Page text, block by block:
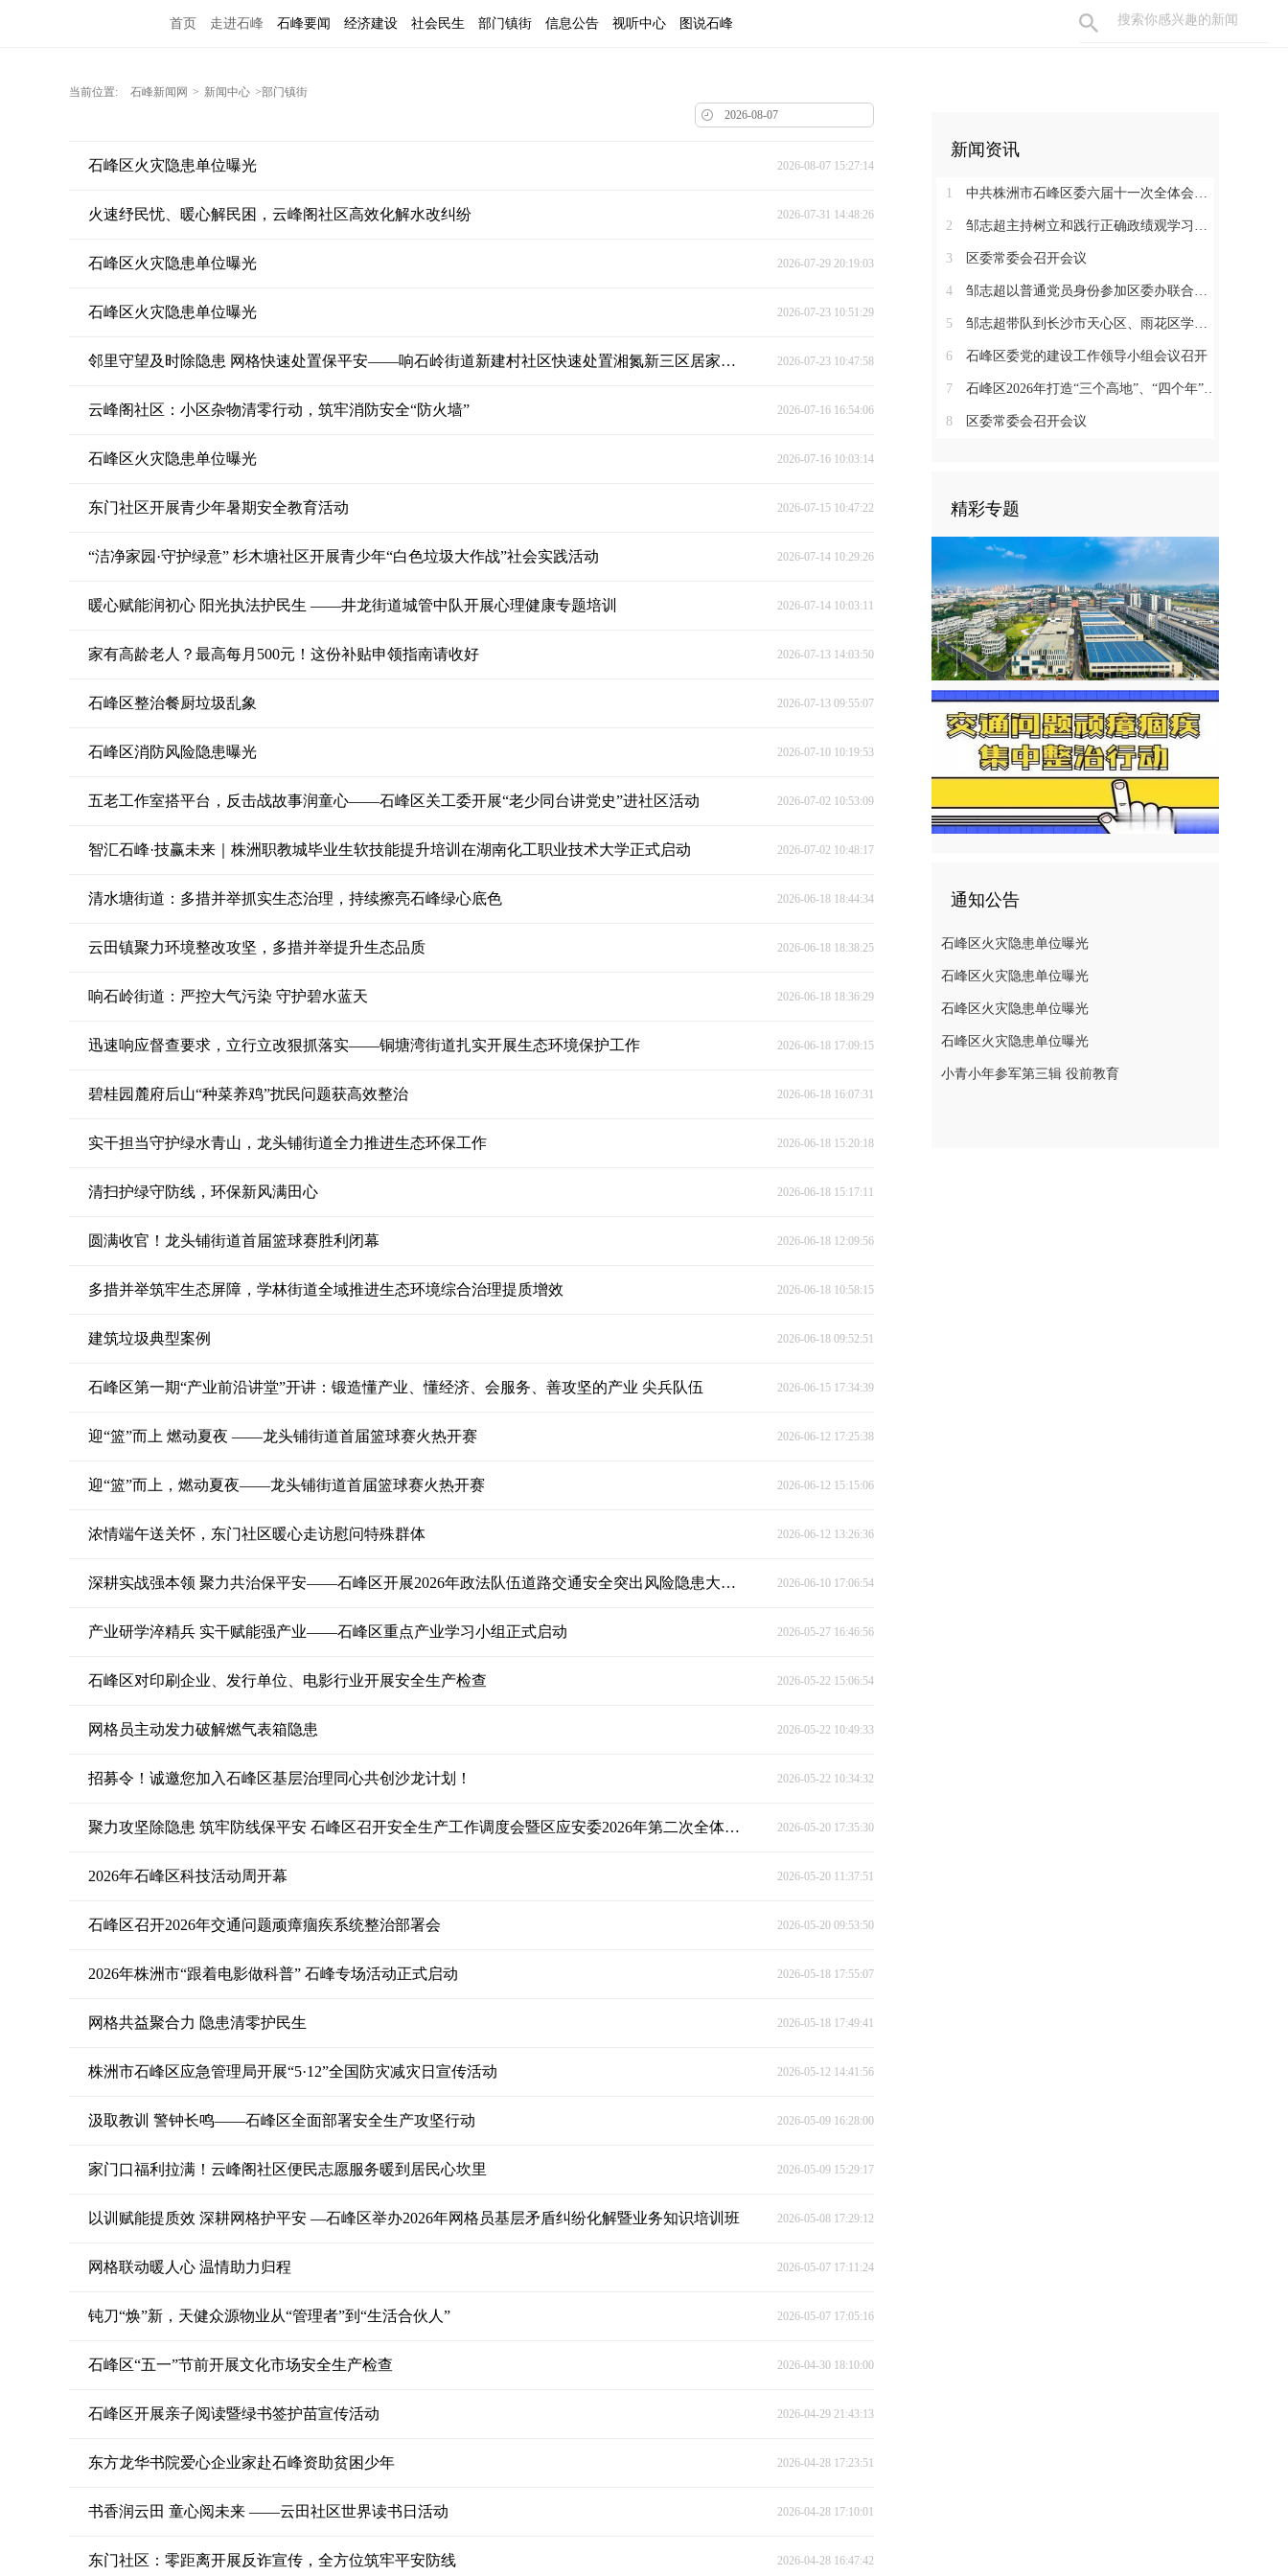
首页 走进石峰 石峰要闻 经济建设 社会民生 部门镇街 信息公告 视听中心 图说石峰
当前位置: 石峰新闻网 > 新闻中心 >部门镇街
石峰区火灾隐患单位曝光 2026-08-07 15:27:14
火速纾民忧、暖心解民困，云峰阁社区高效化解水改纠纷 2026-07-31 14:48:26
石峰区火灾隐患单位曝光 2026-07-29 20:19:03
石峰区火灾隐患单位曝光 2026-07-23 10:51:29
邻里守望及时除隐患 网格快速处置保平安——响石岭街道新建村社区快速处置湘氮新三区居家用火险情 2026-07-23 10:47:58
云峰阁社区：小区杂物清零行动，筑牢消防安全“防火墙” 2026-07-16 16:54:06
石峰区火灾隐患单位曝光 2026-07-16 10:03:14
东门社区开展青少年暑期安全教育活动 2026-07-15 10:47:22
“洁净家园·守护绿意” 杉木塘社区开展青少年“白色垃圾大作战”社会实践活动 2026-07-14 10:29:26
暖心赋能润初心 阳光执法护民生 ——井龙街道城管中队开展心理健康专题培训 2026-07-14 10:03:11
家有高龄老人？最高每月500元！这份补贴申领指南请收好 2026-07-13 14:03:50
石峰区整治餐厨垃圾乱象 2026-07-13 09:55:07
石峰区消防风险隐患曝光 2026-07-10 10:19:53
五老工作室搭平台，反击战故事润童心——石峰区关工委开展“老少同台讲党史”进社区活动 2026-07-02 10:53:09
智汇石峰·技赢未来｜株洲职教城毕业生软技能提升培训在湖南化工职业技术大学正式启动 2026-07-02 10:48:17
清水塘街道：多措并举抓实生态治理，持续擦亮石峰绿心底色 2026-06-18 18:44:34
云田镇聚力环境整改攻坚，多措并举提升生态品质 2026-06-18 18:38:25
响石岭街道：严控大气污染 守护碧水蓝天 2026-06-18 18:36:29
迅速响应督查要求，立行立改狠抓落实——铜塘湾街道扎实开展生态环境保护工作 2026-06-18 17:09:15
碧桂园麓府后山“种菜养鸡”扰民问题获高效整治 2026-06-18 16:07:31
实干担当守护绿水青山，龙头铺街道全力推进生态环保工作 2026-06-18 15:20:18
清扫护绿守防线，环保新风满田心 2026-06-18 15:17:11
圆满收官！龙头铺街道首届篮球赛胜利闭幕 2026-06-18 12:09:56
多措并举筑牢生态屏障，学林街道全域推进生态环境综合治理提质增效 2026-06-18 10:58:15
建筑垃圾典型案例 2026-06-18 09:52:51
石峰区第一期“产业前沿讲堂”开讲：锻造懂产业、懂经济、会服务、善攻坚的产业 尖兵队伍 2026-06-15 17:34:39
迎“篮”而上 燃动夏夜 ——龙头铺街道首届篮球赛火热开赛 2026-06-12 17:25:38
迎“篮”而上，燃动夏夜——龙头铺街道首届篮球赛火热开赛 2026-06-12 15:15:06
浓情端午送关怀，东门社区暖心走访慰问特殊群体 2026-06-12 13:26:36
深耕实战强本领 聚力共治保平安——石峰区开展2026年政法队伍道路交通安全突出风险隐患大排查大整治专题培训 2026-06-10 17:06:54
产业研学淬精兵 实干赋能强产业——石峰区重点产业学习小组正式启动 2026-05-27 16:46:56
石峰区对印刷企业、发行单位、电影行业开展安全生产检查 2026-05-22 15:06:54
网格员主动发力破解燃气表箱隐患 2026-05-22 10:49:33
招募令！诚邀您加入石峰区基层治理同心共创沙龙计划！ 2026-05-22 10:34:32
聚力攻坚除隐患 筑牢防线保平安 石峰区召开安全生产工作调度会暨区应安委2026年第二次全体会议 2026-05-20 17:35:30
2026年石峰区科技活动周开幕 2026-05-20 11:37:51
石峰区召开2026年交通问题顽瘴痼疾系统整治部署会 2026-05-20 09:53:50
2026年株洲市“跟着电影做科普” 石峰专场活动正式启动 2026-05-18 17:55:07
网格共益聚合力 隐患清零护民生 2026-05-18 17:49:41
株洲市石峰区应急管理局开展“5·12”全国防灾减灾日宣传活动 2026-05-12 14:41:56
汲取教训 警钟长鸣——石峰区全面部署安全生产攻坚行动 2026-05-09 16:28:00
家门口福利拉满！云峰阁社区便民志愿服务暖到居民心坎里 2026-05-09 15:29:17
以训赋能提质效 深耕网格护平安 —石峰区举办2026年网格员基层矛盾纠纷化解暨业务知识培训班 2026-05-08 17:29:12
网格联动暖人心 温情助力归程 2026-05-07 17:11:24
钝刀“焕”新，天健众源物业从“管理者”到“生活合伙人” 2026-05-07 17:05:16
石峰区“五一”节前开展文化市场安全生产检查 2026-04-30 18:10:00
石峰区开展亲子阅读暨绿书签护苗宣传活动 2026-04-29 21:43:13
东方龙华书院爱心企业家赴石峰资助贫困少年 2026-04-28 17:23:51
书香润云田 童心阅未来 ——云田社区世界读书日活动 2026-04-28 17:10:01
东门社区：零距离开展反诈宣传，全方位筑牢平安防线 2026-04-28 16:47:42
新闻资讯
1 中共株洲市石峰区委六届十一次全体会议召开
2 邹志超主持树立和践行正确政绩观学习教育读书班暨区委理论学习中心组（扩大）2026年第3次集体学习
3 区委常委会召开会议
4 邹志超以普通党员身份参加区委办联合党支部组织生活会
5 邹志超带队到长沙市天心区、雨花区学习考察
6 石峰区委党的建设工作领导小组会议召开
7 石峰区2026年打造“三个高地”、“四个年”活动动员暨促进民营经济发展大会召开
8 区委常委会召开会议
精彩专题
通知公告
石峰区火灾隐患单位曝光
石峰区火灾隐患单位曝光
石峰区火灾隐患单位曝光
石峰区火灾隐患单位曝光
小青小年参军第三辑 役前教育